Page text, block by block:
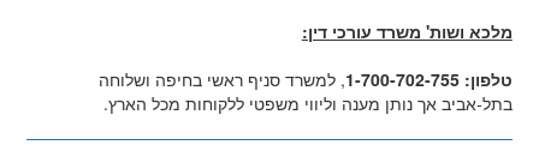
מלכא ושות' משרד עורכי דין:
טלפון: 1-700-702-755
, למשרד סניף ראשי בחיפה ושלוחה
בתל-אביב אך נותן מענה וליווי משפטי ללקוחות מכל הארץ.